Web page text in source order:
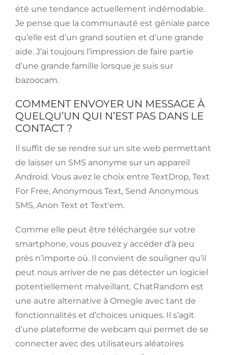
été une tendance actuellement indémodable.
Je pense que la communauté est géniale parce
qu’elle est d’un grand soutien et d’une grande
aide. J’ai toujours l’impression de faire partie
d’une grande famille lorsque je suis sur
bazoocam.
COMMENT ENVOYER UN MESSAGE À
QUELQU’UN QUI N’EST PAS DANS LE
CONTACT ?
Il suffit de se rendre sur un site web permettant
de laisser un SMS anonyme sur un appareil
Android. Vous avez le choix entre TextDrop, Text
For Free, Anonymous Text, Send Anonymous
SMS, Anon Text et Text'em.
Comme elle peut être téléchargée sur votre
smartphone, vous pouvez y accéder d’à peu
près n’importe où. Il convient de souligner qu’il
peut nous arriver de ne pas détecter un logiciel
potentiellement malveillant. ChatRandom est
une autre alternative à Omegle avec tant de
fonctionnalités et d’choices uniques. Il s’agit
d’une plateforme de webcam qui permet de se
connecter avec des utilisateurs aléatoires